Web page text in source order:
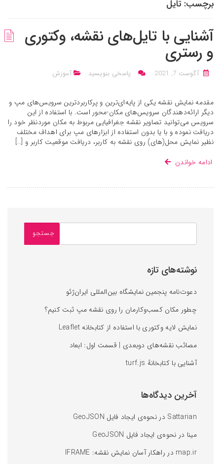
برچسب: تایل
آشنایی با تایل‌های نقشه، وکتوری
و رستری
آگوست 7, 2021 پاسخی بنویسید آموزش
مقدمه نمایش نقشه یکی از پایه‌ای‌ترین و پرکاربردترین سرویس‌های مپ و
دیگر ارائه‌دهندگان سرویس‌های مکان-محور است. با استفاده از این
سرویس می‌توانید تصاویر نقشه جغرافیایی مربوط به مکان موردنظر خود را
دریافت نموده و با یا بدون استفاده از ابزارهای مپ برای اهداف مختلف
نظیر نمایش محل(های) روی نقشه به کاربر، دریافت موقعیت کاربر و […]
ادامه خواندن
نوشته‌های تازه
دعوت‌نامه پنجمین نمایشگاه بین‌المللی ایران‌ژئو
چطور مکان کسب‌وکارمان را روی نقشه‌ مپ ثبت کنیم؟
نمایش لایه وکتوری با استفاده از کتابخانه Leaflet
مصائب نقشه‌های دوبعدی | قسمت اول: ابعاد
آشنایی با کتابخانه‌ٔ turf.js
آخرین دیدگاه‌ها
Sattarian در نحوه‌ی ایجاد فایل GeoJSON
مینا در نحوه‌ی ایجاد فایل GeoJSON
map.ir در راهکار آسان نمایش نقشه: IFRAME